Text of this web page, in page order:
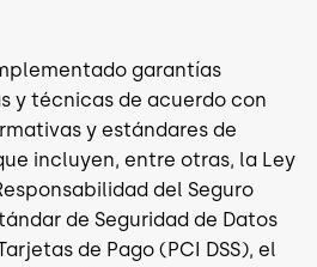
garantías
y técnicas de acuerdo con
y estándares de
incluyen, entre otras, la Ley
del Seguro
de Seguridad de Datos
de Pago (PCI DSS), el